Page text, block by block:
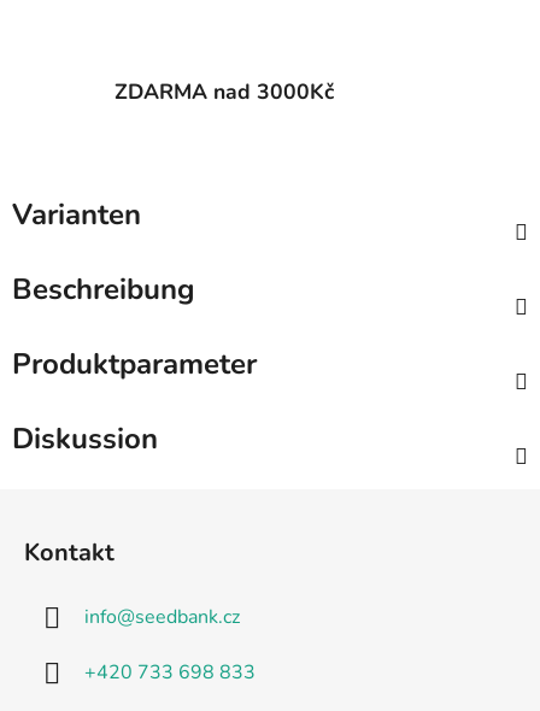
ZDARMA nad 3000Kč
Varianten
Beschreibung
Produktparameter
Diskussion
Kontakt
info@seedbank.cz
+420 733 698 833